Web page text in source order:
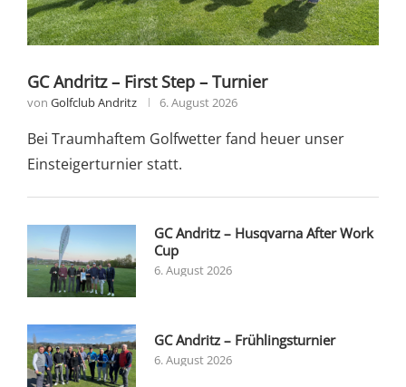
GC Andritz – First Step – Turnier
von Golfclub Andritz 6. August 2026
Bei Traumhaftem Golfwetter fand heuer unser
Einsteigerturnier statt.
GC Andritz – Husqvarna After Work
Cup
6. August 2026
GC Andritz – Frühlingsturnier
6. August 2026